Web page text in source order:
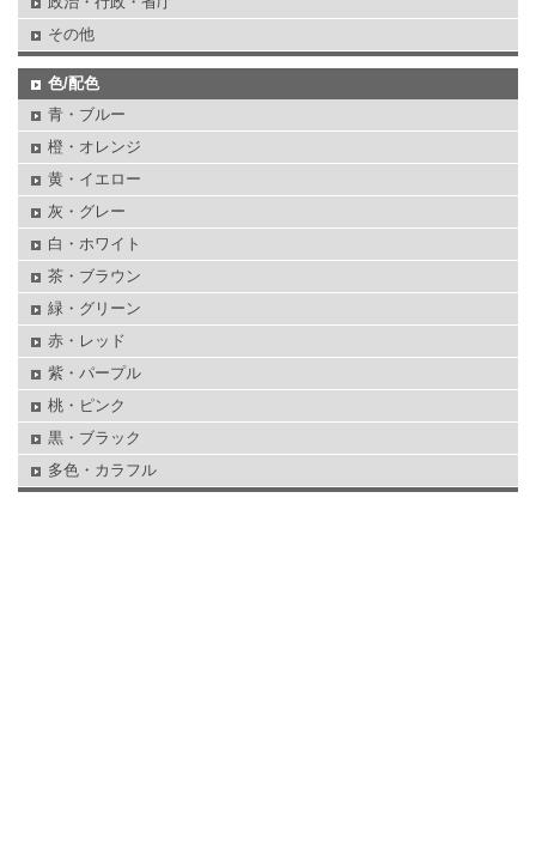
その他
色/配色
青・ブルー
橙・オレンジ
黄・イエロー
灰・グレー
白・ホワイト
茶・ブラウン
緑・グリーン
赤・レッド
紫・パープル
桃・ピンク
黒・ブラック
多色・カラフル